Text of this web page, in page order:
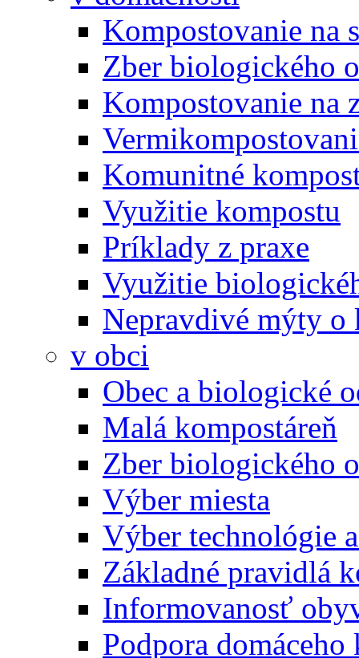
Kompostovanie na
Zber biologického
Kompostovanie na
Komunitné
Využitie kompostu
Príklady z praxe
Využitie
Nepravdivé mýty o
v obci
Obec a biologické
Malá kompostáreň
Zber biologického
Výber miesta
Výber technológie
Základné pravidlá
Informovanosť
Podpora